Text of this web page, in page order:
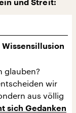
und Streit:
Wissensillusion
glauben?
wir
aus völlig
sich Gedanken